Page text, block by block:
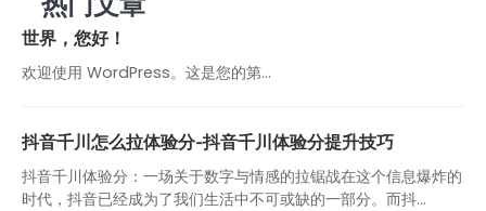
世界，您好！
欢迎使用 WordPress。这是您的第…
抖音千川怎么拉体验分-抖音千川体验分提升技巧
抖音千川体验分：一场关于数字与情感的拉锯战在这个信息爆炸的
时代，抖音已经成为了我们生活中不可或缺的一部分。而抖...